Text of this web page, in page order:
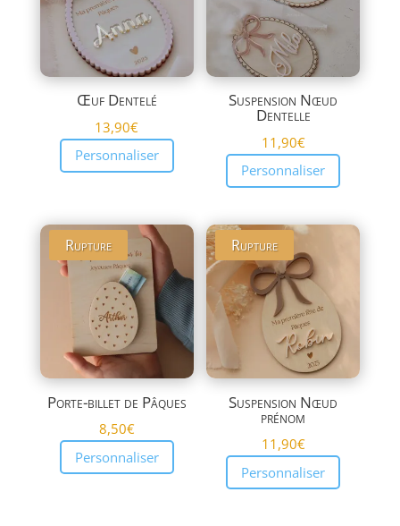
Œuf Dentelé
13,90€
Personnaliser
Suspension Nœud
Dentelle
11,90€
Personnaliser
Rupture
Porte-billet de Pâques
8,50€
Personnaliser
Rupture
Suspension Nœud
prénom
11,90€
Personnaliser